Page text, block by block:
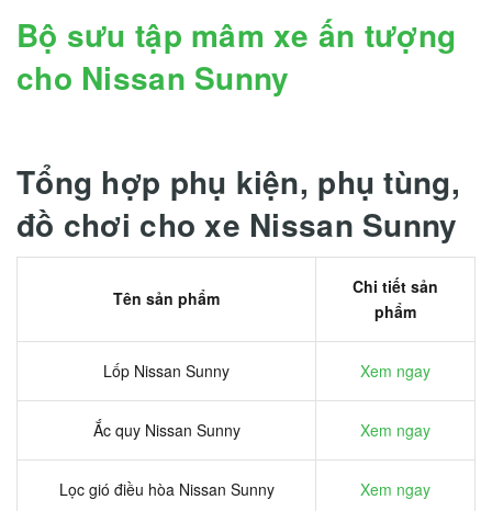
Bộ sưu tập mâm xe ấn tượng
cho Nissan Sunny
Tổng hợp phụ kiện, phụ tùng,
đồ chơi cho xe Nissan Sunny
Tên sản phẩm
Chi tiết sản
phẩm
Lốp Nissan Sunny Xem ngay
Ắc quy Nissan Sunny Xem ngay
Lọc gió điều hòa Nissan Sunny Xem ngay